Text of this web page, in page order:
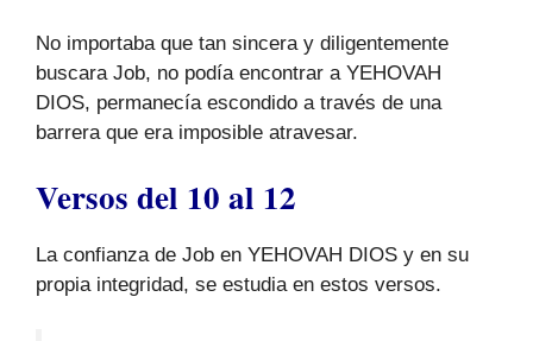
No importaba que tan sincera y diligentemente
buscara Job, no podía encontrar a YEHOVAH
DIOS, permanecía escondido a través de una
barrera que era imposible atravesar.
Versos del 10 al 12
La confianza de Job en YEHOVAH DIOS y en su
propia integridad, se estudia en estos versos.